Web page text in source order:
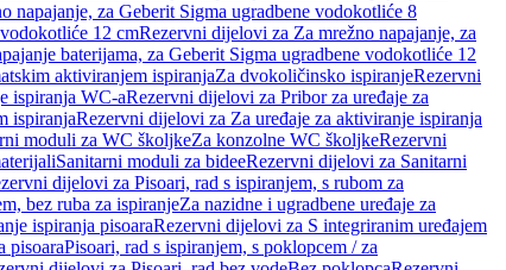
napajanje, za Geberit Sigma ugradbene vodokotliće 8
12 cmRezervni dijelovi za Za mrežno napajanje, za
baterijama, za Geberit Sigma ugradbene vodokotliće 12
aktiviranjem ispiranjaZa dvokoličinsko ispiranjeRezervni
ispiranja WC-aRezervni dijelovi za Pribor za uređaje za
ispiranjaRezervni dijelovi za Za uređaje za aktiviranje ispiranja
moduli za WC školjkeZa konzolne WC školjkeRezervni
Sanitarni moduli za bideeRezervni dijelovi za Sanitarni
dijelovi za Pisoari, rad s ispiranjem, s rubom za
bez ruba za ispiranjeZa nazidne i ugradbene uređaje za
ispiranja pisoaraRezervni dijelovi za S integriranim uređajem
pisoaraPisoari, rad s ispiranjem, s poklopcem / za